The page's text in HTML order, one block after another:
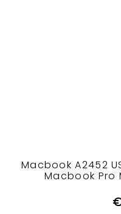
Macbook A2452
Macbook Pro